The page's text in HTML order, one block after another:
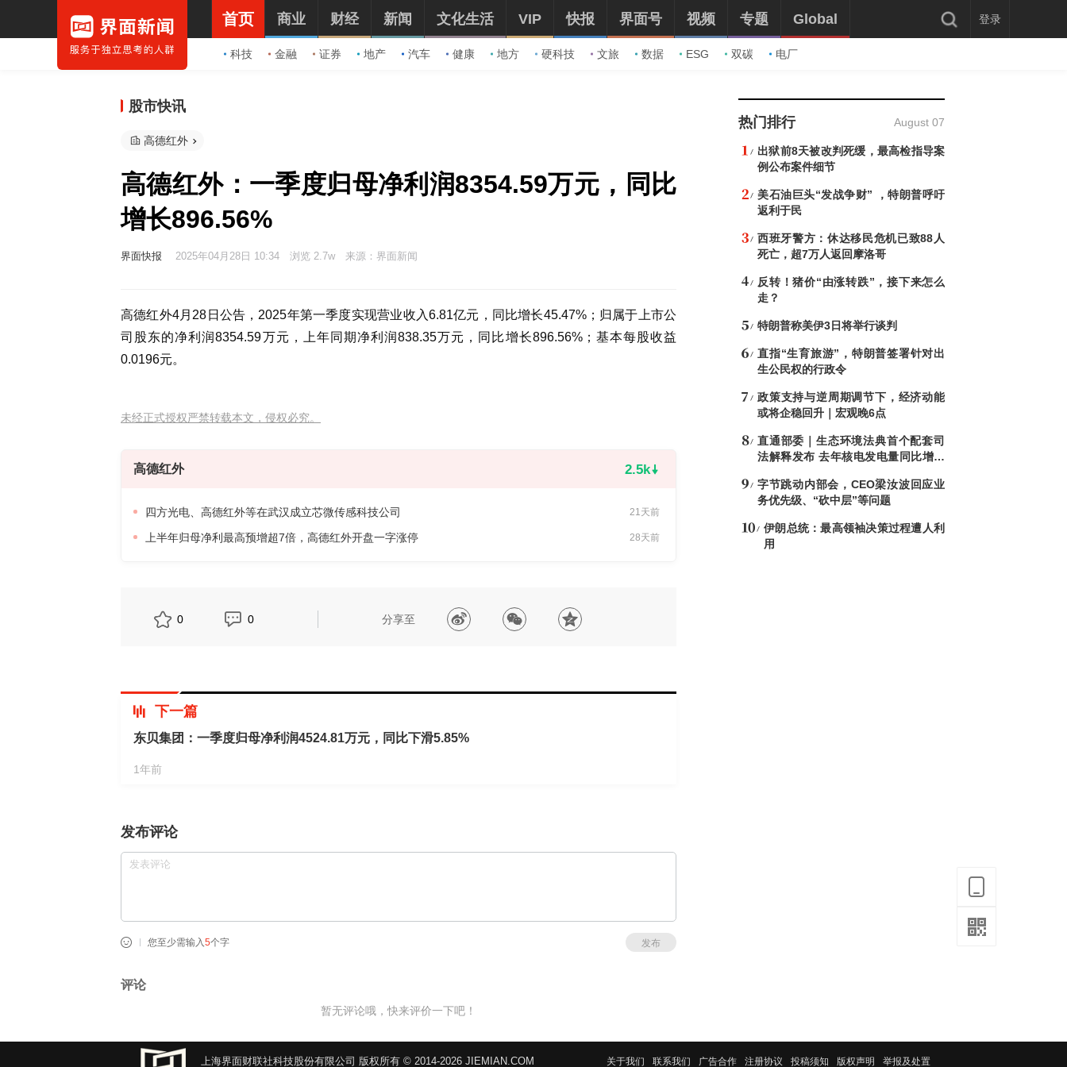
首页
科技 金融 证券 地产 汽车 健康 地方 硬科技 文旅 数据 ESG 双碳 电厂
商业 财经 新闻 文化生活 VIP 快报 界面号 视频 专题 Global 登录
股市快讯
高德红外
高德红外：一季度归母净利润8354.59万元，同比
增长896.56%
界面快报 2025年04月28日 10:34 浏览 2.7w 来源：界面新闻
高德红外4月28日公告，2025年第一季度实现营业收入6.81亿元，同比增长45.47%；归属于上市公
司股东的净利润8354.59万元，上年同期净利润838.35万元，同比增长896.56%；基本每股收益
0.0196元。
未经正式授权严禁转载本文，侵权必究。
高德红外 2.5k
四方光电、高德红外等在武汉成立芯微传感科技公司 21天前
上半年归母净利最高预增超7倍，高德红外开盘一字涨停 28天前
0 0 分享至
下一篇
东贝集团：一季度归母净利润4524.81万元，同比下滑5.85%
1年前
发布评论
您至少需输入 5个字 发布
评论
暂无评论哦，快来评价一下吧！
热门排行 August 07
出狱前8天被改判死缓，最高检指导案
例公布案件细节
美石油巨头“发战争财” ，特朗普呼吁
返利于民
西班牙警方：休达移民危机已致88人
死亡，超7万人返回摩洛哥
反转！猪价“由涨转跌”，接下来怎么
走？
特朗普称美伊3日将举行谈判
直指“生育旅游”，特朗普签署针对出
生公民权的行政令
政策支持与逆周期调节下，经济动能
或将企稳回升｜宏观晚6点
直通部委｜生态环境法典首个配套司
法解释发布 去年核电发电量同比增加
字节跳动内部会，CEO梁汝波回应业
务优先级、“砍中层”等问题
伊朗总统：最高领袖决策过程遭人利
用
上海界面财联社科技股份有限公司 版权所有 © 2014-2026 JIEMIAN.COM 关于我们 联系我们 广告合作 注册协议 投稿须知 版权声明 举报及处置